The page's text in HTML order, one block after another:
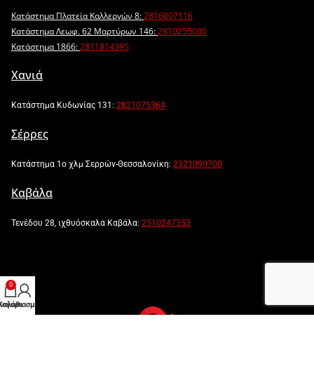
Κατάστημα Πλατεία Καλλεργών 8:2816007116
Κατάστημα Λεωφ. 62 Μαρτύρων 146:2810255000
Κατάστημα 1866:2811814395
Χανιά
Κατάστημα Κυδωνίας 131: 2821075364
Σέρρες
Κατάστημα 1ο χλμ Σερρών-Θεσσαλονίκη: 2321090700
Καβάλα
Τενέδου 28, ιχθυόσκαλα Καβάλα: 2510247353
0
μου